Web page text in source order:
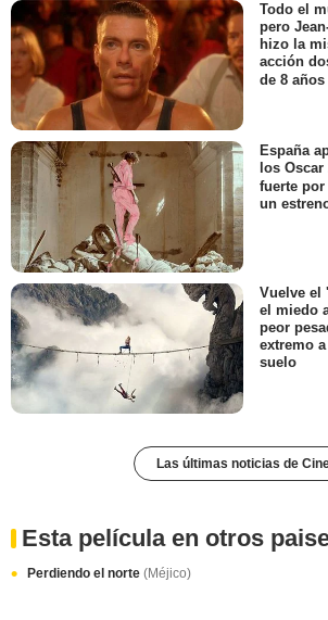
Todo el
pero
hizo la
acción
de 8 años
España
los
fuerte
un
Vuelve el
el miedo
peor
extremo
suelo
Las últimas noticias de
Esta película en otros
Perdiendo el norte (Méjico)